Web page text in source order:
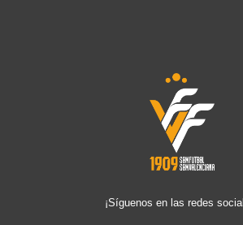
¡Síguenos en las redes